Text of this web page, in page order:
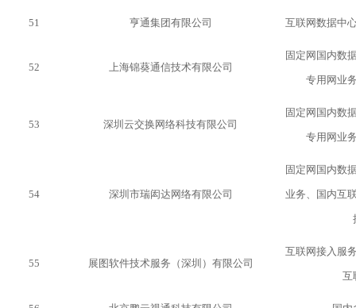
51 亨通集团有限公司 互联网数据中
52 上海锦葵通信技术有限公司
固定网国内数
专用网业
53 深圳云交换网络科技有限公司
固定网国内数
专用网业
54 深圳市瑞闳达网络有限公司
固定网国内数
业务、国内互
55 展图软件技术服务（深圳）有限公司
互联网接入服
互